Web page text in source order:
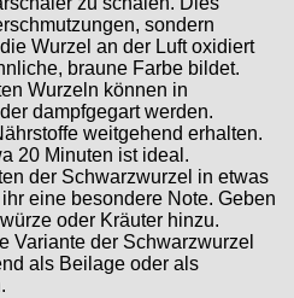
sondern
Wurzel an der Luft oxidiert
braune Farbe bildet.
Wurzeln können in
dampfgegart werden.
weitgehend erhalten.
20 Minuten ist ideal.
der Schwarzwurzel in etwas
eine besondere Note. Geben
oder Kräuter hinzu.
Variante der Schwarzwurzel
als Beilage oder als